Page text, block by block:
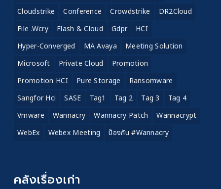
Cloudstrike
Conference Crowdstrike
DR2Cloud
File .wcry
Flash & Cloud Gdpr
HCI
Hyper-Converged
MA Avaya
Meeting Solution
Microsoft
Private Cloud
Promotion
Promotion HCI
Pure Storage
Ransomware
Sangfor Hci
SASE Tag1 Tag 2 Tag 3
Tag 4
Vmware
Wannacry Wannacry Patch
Wannacrypt
WebEx
Webex Meeting ป้องกัน #wannacry
คลังเรื่องเก่า